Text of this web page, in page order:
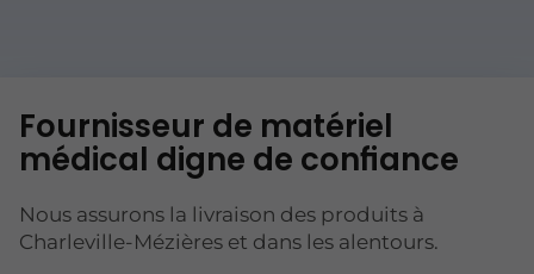
Fournisseur de matériel
médical digne de confiance
Nous assurons la livraison des produits à
Charleville-Mézières et dans les alentours.